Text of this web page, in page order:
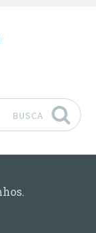
BUSCA